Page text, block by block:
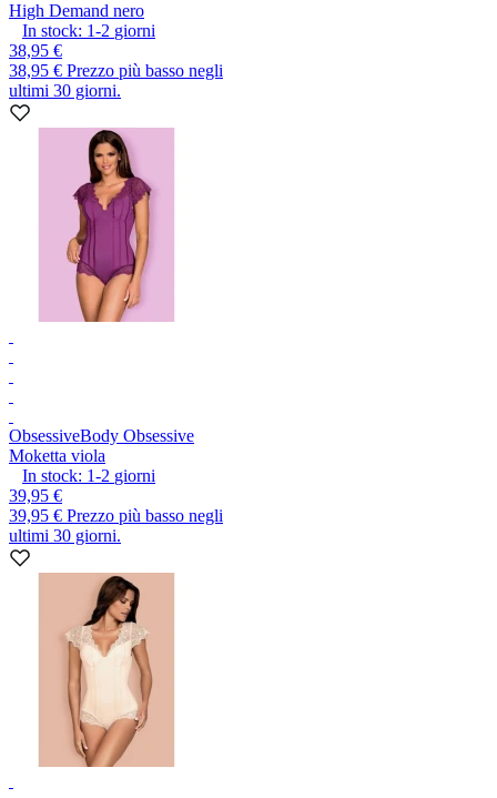
High Demand nero
In stock: 1-2 giorni
38,95 €
38,95 € Prezzo più basso negli
ultimi 30 giorni.
ObsessiveBody Obsessive
Moketta viola
In stock: 1-2 giorni
39,95 €
39,95 € Prezzo più basso negli
ultimi 30 giorni.